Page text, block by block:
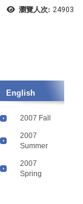
瀏覽人次: 24903
English
2007 Fall
2007
Summer
2007
Spring